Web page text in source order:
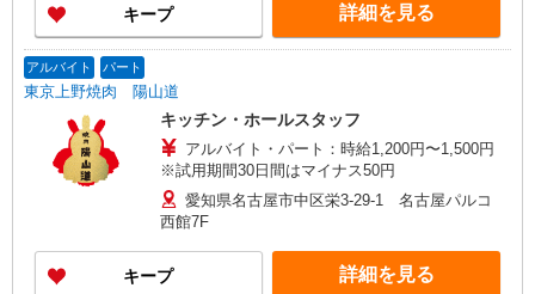
キープ 詳細を見る
アルバイト パート
東京上野焼肉 陽山道
キッチン・ホールスタッフ
アルバイト・パート：時給1,200円〜1,500円
※試用期間30日間はマイナス50円
愛知県名古屋市中区栄3-29-1 名古屋パルコ
西館7F
キープ 詳細を見る